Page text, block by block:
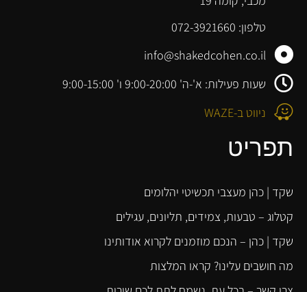
טלפון: 072-3921660
info@shakedcohen.co.il
שעות פעילות: א'-ה' 9:00-20:00 ו' 9:00-15:00
ניווט ב-WAZE
תפריט
שקד | כהן מעצבי תכשיטי יהלומים
קטלוג – טבעות, צמידים, תליונים, עגילים
שקד | כהן – הנכם מוזמנים לקרוא אודותינו
מה חושבים עלינו? קראו המלצות